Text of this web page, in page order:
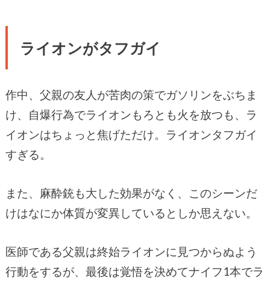
ライオンがタフガイ
作中、父親の友人が苦肉の策でガソリンをぶちま
け、自爆行為でライオンもろとも火を放つも、ラ
イオンはちょっと焦げただけ。ライオンタフガイ
すぎる。
また、麻酔銃も大した効果がなく、このシーンだ
けはなにか体質が変異しているとしか思えない。
医師である父親は終始ライオンに見つからぬよう
行動をするが、最後は覚悟を決めてナイフ1本でラ